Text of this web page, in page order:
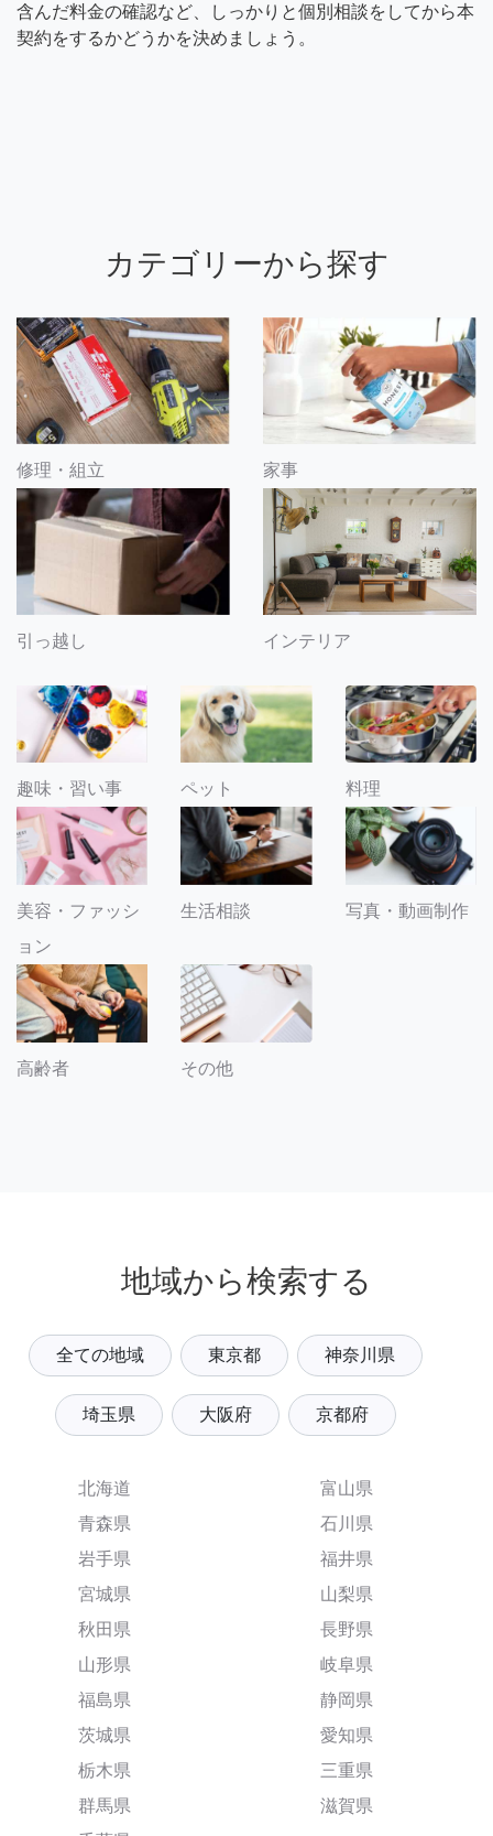
含んだ料金の確認など、しっかりと個別相談をしてから本
契約をするかどうかを決めましょう。
カテゴリーから探す
修理・組立 家事
引っ越し インテリア
趣味・習い事 ペット 料理
美容・ファッシ
ョン
生活相談 写真・動画制作
高齢者 その他
地域から検索する
全ての地域 東京都 神奈川県
埼玉県 大阪府 京都府
北海道
青森県
岩手県
宮城県
秋田県
山形県
福島県
茨城県
栃木県
群馬県
富山県
石川県
福井県
山梨県
長野県
岐阜県
静岡県
愛知県
三重県
滋賀県